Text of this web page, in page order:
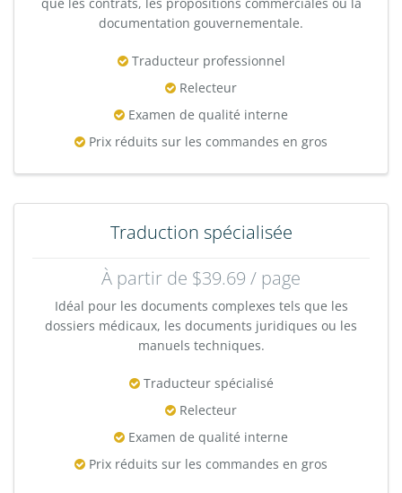
documentation gouvernementale.
Traducteur professionnel
Relecteur
Examen de qualité interne
Prix réduits sur les commandes en gros
Traduction spécialisée
À partir de $39.69 / page
Idéal pour les documents complexes tels que les
dossiers médicaux, les documents juridiques ou les
manuels techniques.
Traducteur spécialisé
Relecteur
Examen de qualité interne
Prix réduits sur les commandes en gros